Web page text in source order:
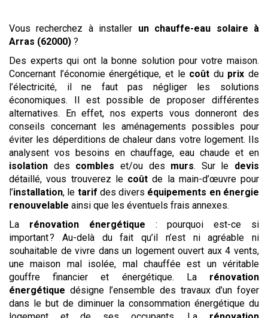
Vous recherchez à installer un chauffe-eau solaire à
Arras (62000) ?
Des experts qui ont la bonne solution pour votre maison.
Concernant l’économie énergétique, et le coût du prix de
l’électricité, il ne faut pas négliger les solutions
économiques. Il est possible de proposer différentes
alternatives. En effet, nos experts vous donneront des
conseils concernant les aménagements possibles pour
éviter les déperditions de chaleur dans votre logement. Ils
analysent vos besoins en chauffage, eau chaude et en
isolation des combles et/ou des murs. Sur le devis
détaillé, vous trouverez le coût de la main-d’œuvre pour
l’installation, le tarif des divers équipements en énergie
renouvelable ainsi que les éventuels frais annexes.
La rénovation énergétique : pourquoi est-ce si
important ? Au-delà du fait qu’il n’est ni agréable ni
souhaitable de vivre dans un logement ouvert aux 4 vents,
une maison mal isolée, mal chauffée est un véritable
gouffre financier et énergétique. La rénovation
énergétique désigne l’ensemble des travaux d’un foyer
dans le but de diminuer la consommation énergétique du